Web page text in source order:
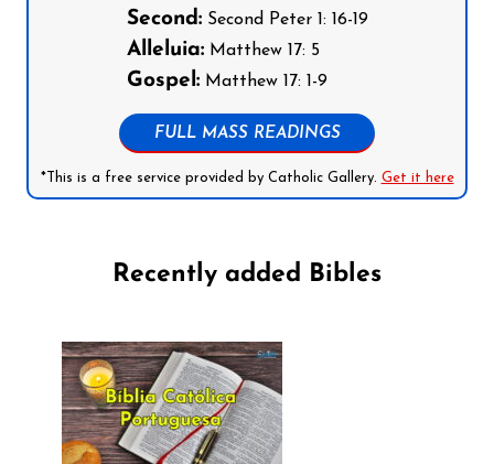
Second:Second Peter 1: 16-19
Alleluia:Matthew 17: 5
Gospel:Matthew 17: 1-9
FULL MASS READINGS
*This is a free service provided by Catholic Gallery. Get it here
Recently added Bibles